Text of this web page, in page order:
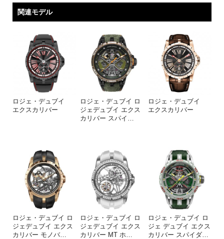
関連モデル
ロジェ・デュブイ
エクスカリバー
ロジェ・デュブイ ロ
ジェデュブイ エクス
カリバー スパイ …
ロジェ・デュブイ
エクスカリバー
ロジェ・デュブイ ロ
ジェデュブイ エクス
カリバー モノバ…
ロジェ・デュブイ ロ
ジェデュブイ エクス
カリバー MT ホ
ロジェ・デュブイ ロ
ジェ デュブイ エクス
カリバー スパイダ…